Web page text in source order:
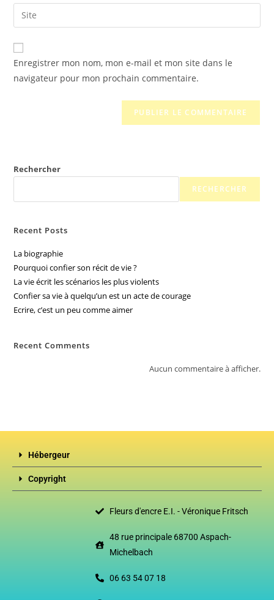
Enregistrer mon nom, mon e-mail et mon site dans le
navigateur pour mon prochain commentaire.
Rechercher
RECHERCHER
Recent Posts
La biographie
Pourquoi confier son récit de vie ?
La vie écrit les scénarios les plus violents
Confier sa vie à quelqu’un est un acte de courage
Ecrire, c’est un peu comme aimer
Recent Comments
Aucun commentaire à afficher.
Hébergeur
Copyright
Fleurs d'encre E.I. - Véronique Fritsch
48 rue principale 68700 Aspach-
Michelbach
06 63 54 07 18